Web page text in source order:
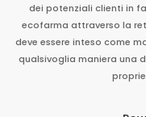
dei potenziali clienti in
ecofarma attraverso la
deve essere inteso come
qualsivoglia maniera una